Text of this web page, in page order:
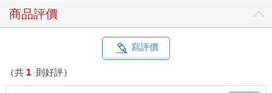
穆勒是索菲第一個知心的女性好友，畢竟太少人能理解尋找雨蟲
這樣的古怪興趣了。穆勒教授說自己在投身這個領域時，多麼被
們怕妳手指頭裡還留著泥土。」還好指導教授布萊特鼓舞她，認
為只有她的決心和毅力配得上這種生物的神祕感。他告訴她說：
「妳想要真的了解這種動物，就得到世界各地去，搜尋所有有泥
土的地方。」過去幾十年來，她曾前往阿馬帕雨林，爬上樹，尋
商品評價
寫評價
（共 1 則好評）